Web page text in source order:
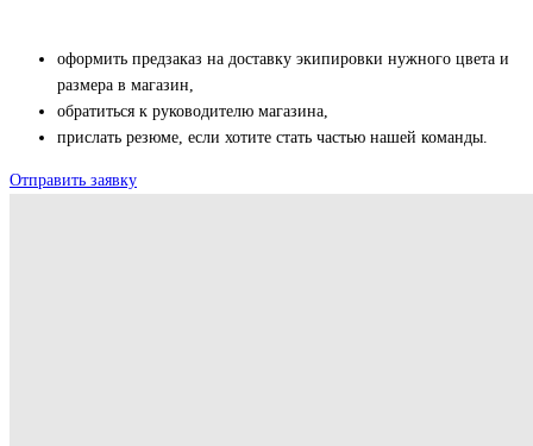
оформить предзаказ на доставку экипировки нужного цвета и
размера в магазин,
обратиться к руководителю магазина,
прислать резюме, если хотите стать частью нашей команды.
Отправить заявку